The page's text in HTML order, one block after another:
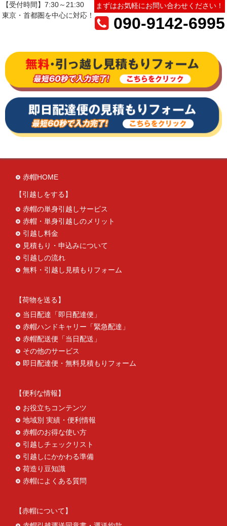
【受付時間】7:30～21:30
東京・首都圏を中心に対応！
まずはお気軽にお問い合わせください！
090-9142-6995
赤帽HOME
引越しをする
赤帽の単身引越しサービス
赤帽・単身引越しのメリット
引越し料金
見積もり・申込みについて
引越しの流れ
無料・引越し見積もりフォーム
荷物を送る
当日配達「即日配達便」
赤帽ハンドキャリー「緊急配達」
赤帽配送便「当日配送」
その他のサービス
即日配達便・無料見積もりフォーム
便利な情報
お役立ちコンテンツ
地域別 実績・便利情報
赤帽のお得な使い方
引越しチェックリスト
引越しにかかわる準備
荷造り豆知識
赤帽によくある質問
赤帽について